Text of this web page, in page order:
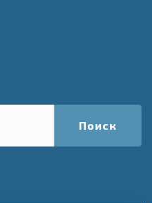
Поиск